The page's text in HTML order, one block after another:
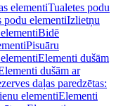
elementiTualetes podu
podu elementiIzlietņu
Bidē
Pisuāru
Elementi dušām
dušām ar
daļas paredzētas:
elementiElementi